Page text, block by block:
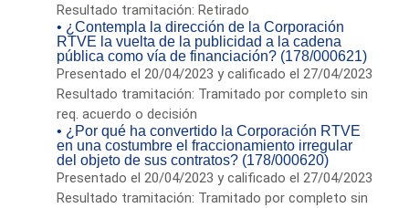
Resultado tramitación: Retirado
• ¿Contempla la dirección de la Corporación
RTVE la vuelta de la publicidad a la cadena
pública como vía de financiación? (178/000621)
Presentado el 20/04/2023 y calificado el 27/04/2023
Resultado tramitación: Tramitado por completo sin
req. acuerdo o decisión
• ¿Por qué ha convertido la Corporación RTVE
en una costumbre el fraccionamiento irregular
del objeto de sus contratos? (178/000620)
Presentado el 20/04/2023 y calificado el 27/04/2023
Resultado tramitación: Tramitado por completo sin